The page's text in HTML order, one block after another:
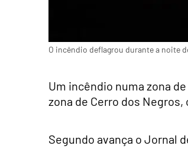
O incêndio deflagrou durante a noite
Um incêndio numa zona
zona de Cerro dos
Segundo avança o Jornal